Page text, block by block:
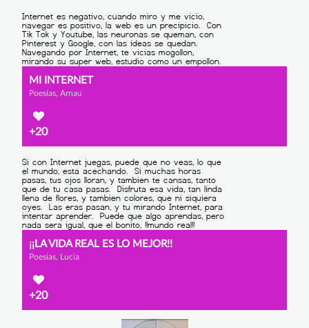
MI INTERNET
Poesías, Arnau
+20
¡¡LA VIDA REAL ES LO MEJOR!!
Poesías, Lucia
+20